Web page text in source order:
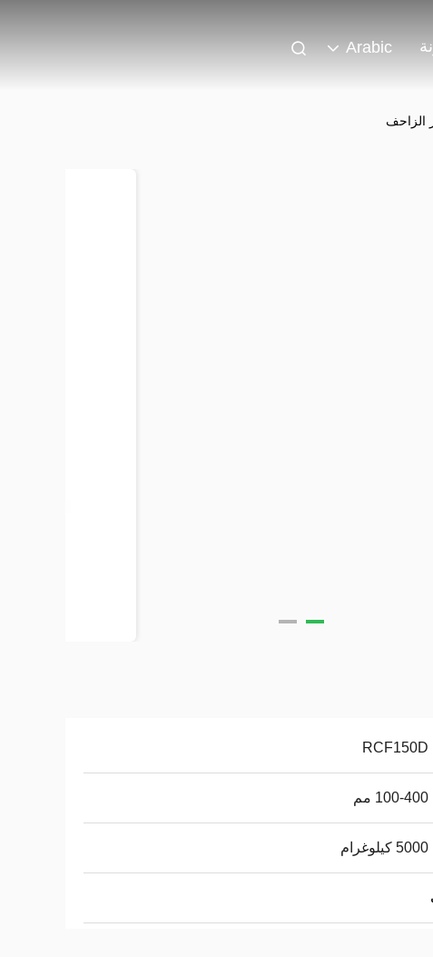
Arabic
RCF150D
100-400 مم
5000 كيلوغرام